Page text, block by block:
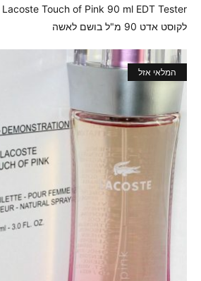
לקוסט אדט 90 מ"ל בושם לאשה
מבצע!
המלאי אזל